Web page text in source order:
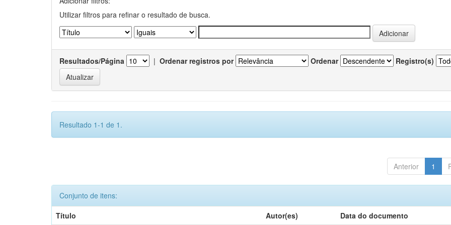
Utilizar filtros para refinar o resultado de busca.
Resultados/Página | Ordenar registros por Ordenar Registro(s)
Resultado 1-1 de 1.
Anterior 1
Conjunto de itens:
Título
Autor(es) Data do documento